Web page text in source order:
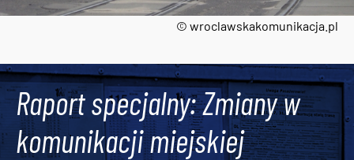
© wroclawskakomunikacja.pl
Raport specjalny: Zmiany w
komunikacji miejskiej